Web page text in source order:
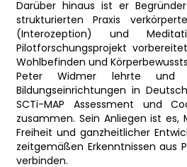
Darüber hinaus ist er
strukturierten Praxis
(Interozeption) und
Pilotforschungsprojekt
Wohlbefinden und
Peter Widmer lehrte und
Bildungseinrichtungen in
SCTi-MAP Assessment und
zusammen. Sein Anliegen ist
Freiheit und ganzheitlicher
zeitgemäßen Erkenntnissen aus
verbinden.